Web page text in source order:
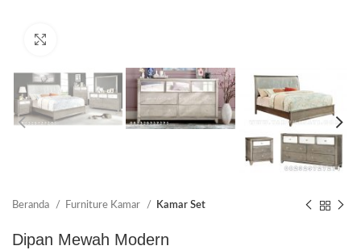
Beranda Furniture Kamar Kamar Set
Dipan Mewah Modern